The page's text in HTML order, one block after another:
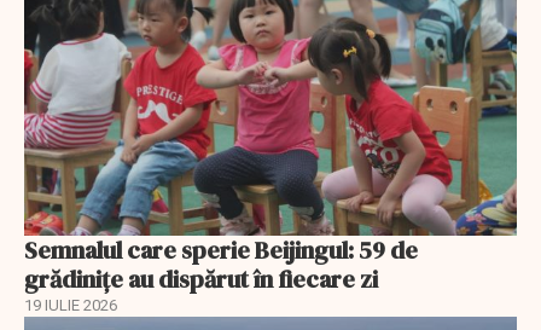
Semnalul care sperie Beijingul: 59 de
grădinițe au dispărut în fiecare zi
19 IULIE 2026